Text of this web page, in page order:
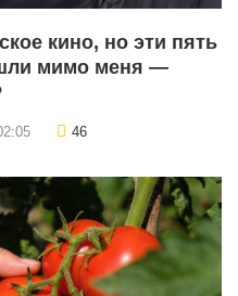
кино, но эти пять
мимо меня —
46